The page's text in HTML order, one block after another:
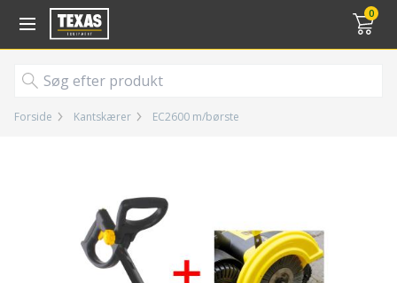
0
Gå til kurv (
Forside Kantskærer EC2600 m/børste